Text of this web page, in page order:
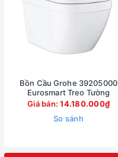
Bồn Cầu Grohe 39205000
Eurosmart Treo Tường
Giá bán:14.180.000₫
So sánh